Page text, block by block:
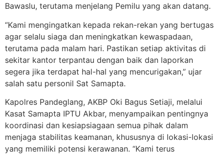
Bawaslu, terutama menjelang Pemilu yang akan datang.
“Kami mengingatkan kepada rekan-rekan yang bertugas
agar selalu siaga dan meningkatkan kewaspadaan,
terutama pada malam hari. Pastikan setiap aktivitas di
sekitar kantor terpantau dengan baik dan laporkan
segera jika terdapat hal-hal yang mencurigakan,” ujar
salah satu personil Sat Samapta.
Kapolres Pandeglang, AKBP Oki Bagus Setiaji, melalui
Kasat Samapta IPTU Akbar, menyampaikan pentingnya
koordinasi dan kesiapsiagaan semua pihak dalam
menjaga stabilitas keamanan, khususnya di lokasi-lokasi
yang memiliki potensi kerawanan. “Kami terus